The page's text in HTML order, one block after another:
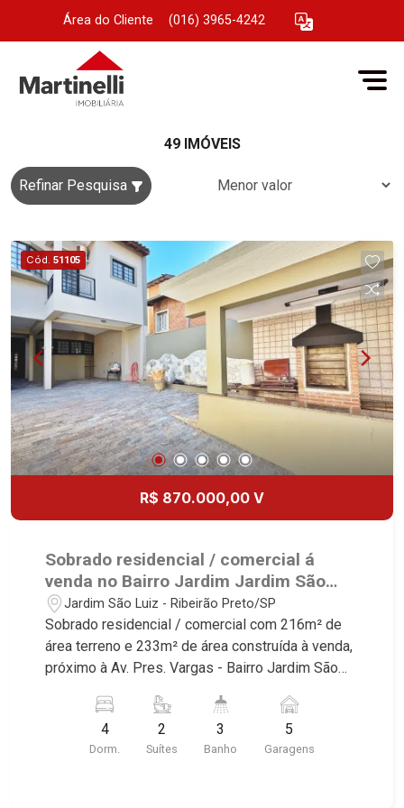
Área do Cliente (016) 3965-4242
49 IMÓVEIS
Refinar Pesquisa
Cód. 51105
R$ 870.000,00 V
Sobrado residencial / comercial á
venda no Bairro Jardim Jardim São
Luiz, próximo à Av. Pres. Vargas -
Ribeirão Preto/SP.
Jardim São Luiz - Ribeirão Preto/SP
Sobrado residencial / comercial com 216m² de
área terreno e 233m² de área construída à venda,
próximo à Av. Pres. Vargas - Bairro Jardim São
características deste imóvel que a Martinelli
Imobiliária selecionou para você: - 216m² de área
terreno e 233m² de área construída - 4
4
Dorm.
2
Suítes
3
Banho
5
Garagens